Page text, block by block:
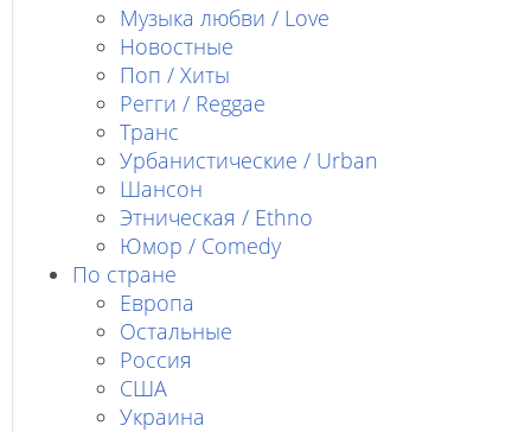
Музыка любви / Love
Новостные
Поп / Хиты
Регги / Reggae
Транс
Урбанистические / Urban
Шансон
Этническая / Ethno
Юмор / Comedy
По стране
Европа
Остальные
Россия
США
Украина